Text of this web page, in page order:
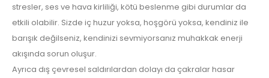
stresler, ses ve hava kirliliği, kötü beslenme gibi durumlar da
etkili olabilir. Sizde iç huzur yoksa, hoşgörü yoksa, kendiniz ile
barışık değilseniz, kendinizi sevmiyorsanız muhakkak enerji
akışında sorun oluşur.
Ayrıca dış çevresel saldırılardan dolayı da çakralar hasar